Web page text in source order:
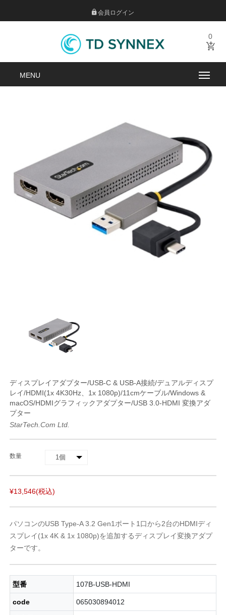
会員ログイン
0
ディスプレイアダプター/USB-C & USB-A接続/デュアルディスプ
レイ/HDMI(1x 4K30Hz、1x 1080p)/11cmケーブル/Windows &
macOS/HDMIグラフィックアダプター/USB 3.0-HDMI 変換アダ
プター
StarTech.com Ltd.
数量
¥13,546(税込)
パソコンのUSB Type-A 3.2 Gen1ポート1口から2台のHDMIディ
スプレイ(1x 4K & 1x 1080p)を追加するディスプレイ変換アダプ
ターです。
型番 107B-USB-HDMI
code 065030894012